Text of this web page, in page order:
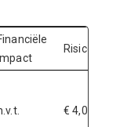
€ 4,0 mln.